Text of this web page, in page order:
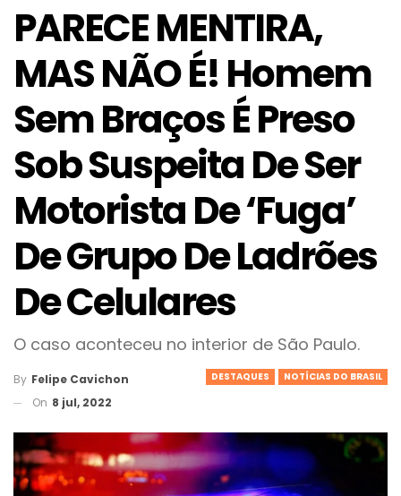
PARECE MENTIRA,
MAS NÃO É! Homem
Sem Braços É Preso
Sob Suspeita De Ser
Motorista De ‘fuga’
De Grupo De Ladrões
De Celulares
O caso aconteceu no interior de São Paulo.
DESTAQUES NOTÍCIAS DO BRASIL
By Felipe Cavichon
On 8 jul, 2022